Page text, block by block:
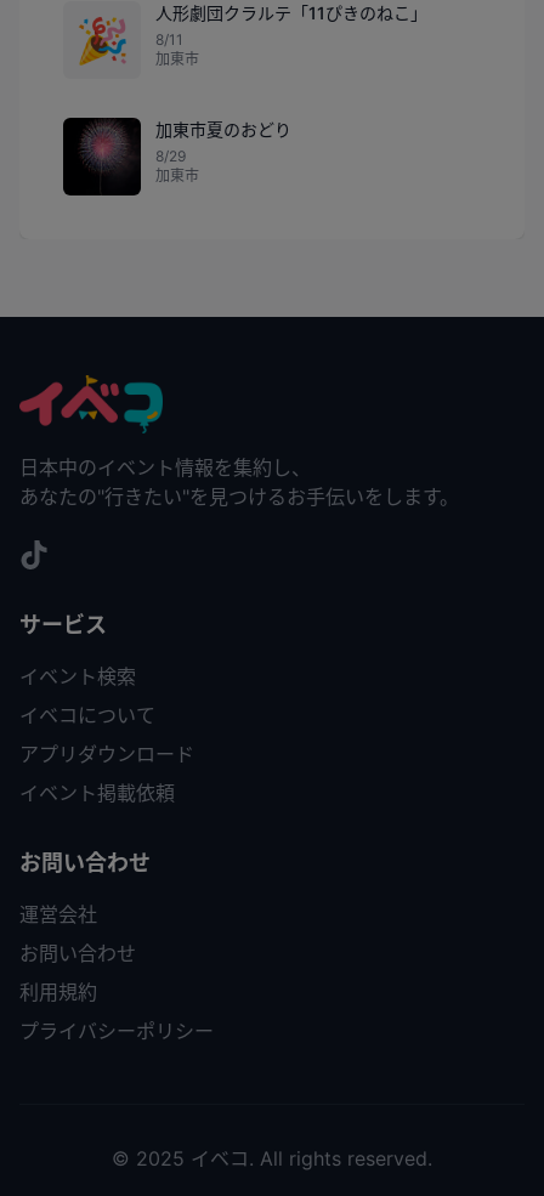
🎉
人形劇団クラルテ「11ぴきのねこ」
8/11
加東市
加東市夏のおどり
8/29
加東市
日本中のイベント情報を集約し、
あなたの"行きたい"を見つけるお手伝いをします。
サービス
イベント検索
イベコについて
アプリダウンロード
イベント掲載依頼
お問い合わせ
運営会社
お問い合わせ
利用規約
プライバシーポリシー
© 2025 イベコ. All rights reserved.